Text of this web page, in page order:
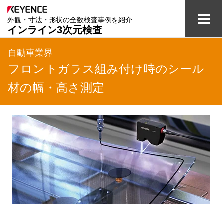
外観・寸法・形状の全数検査事例を紹介
インライン3次元検査
検査の課題と解決
全数検査のテクノロジー
用語集
資料ダウンロード ご相談・お問い合わせ
自動車業界
フロントガラス組み付け時のシール
材の幅・高さ測定